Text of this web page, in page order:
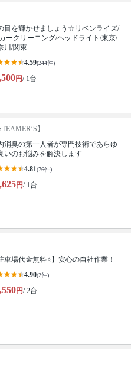
目を輝かせましょう☆リベンライズ/
ークリーニング/ヘッドライト/東京/
川/関東
4.59(244件)
円/ 1台
】
消臭の第一人者が専門技術であらゆ
いのお悩みを解決します
4.81(76件)
円/ 1台
車場代金無料⭐️】安心の自社作業！
4.90(2件)
円/ 2台